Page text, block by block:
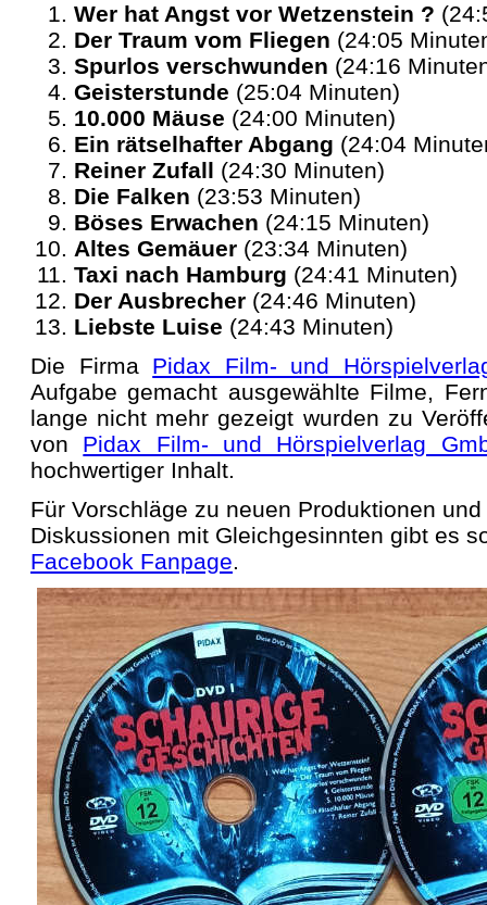
Wer hat Angst vor Wetzenstein ?
Der Traum vom Fliegen (24:05
Spurlos verschwunden (24:16
Geisterstunde (25:04 Minuten)
10.000 Mäuse (24:00 Minuten)
Ein rätselhafter Abgang (24:04
Reiner Zufall (24:30 Minuten)
Die Falken (23:53 Minuten)
Böses Erwachen (24:15 Minuten)
Altes Gemäuer (23:34 Minuten)
Taxi nach Hamburg (24:41 Minuten)
Der Ausbrecher (24:46 Minuten)
Liebste Luise (24:43 Minuten)
Die Firma Pidax Film- und
Aufgabe gemacht ausgewählte Filme,
lange nicht mehr gezeigt wurden zu
von Pidax Film- und Hörspielverlag
hochwertiger Inhalt.
Für Vorschläge zu neuen Produktionen
Diskussionen mit Gleichgesinnten gibt es
Facebook Fanpage.